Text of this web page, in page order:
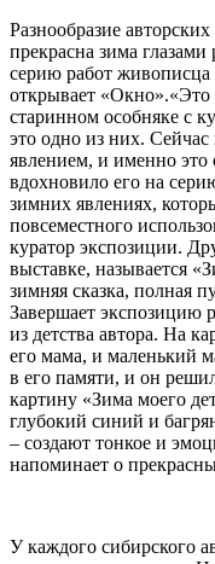
Разнообразие
прекрасна зима
серию работ живописца
открывает
старинном особняке с
это одно из них.
явлением, и именно
вдохновило его на
зимних явлениях,
повсеместного
куратор экспозиции.
выставке, называется
зимняя сказка, полная
Завершает экспозицию
из детства автора. На
его мама, и маленький
в его памяти, и он
картину «Зима моего
глубокий синий и
– создают тонкое и
напоминает о
У каждого сибирского